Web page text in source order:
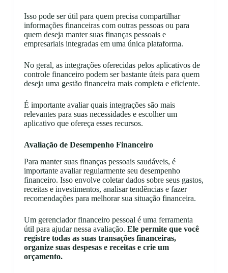
Isso pode ser útil para quem precisa compartilhar
informações financeiras com outras pessoas ou para
quem deseja manter suas finanças pessoais e
empresariais integradas em uma única plataforma.
No geral, as integrações oferecidas pelos aplicativos de
controle financeiro podem ser bastante úteis para quem
deseja uma gestão financeira mais completa e eficiente.
É importante avaliar quais integrações são mais
relevantes para suas necessidades e escolher um
aplicativo que ofereça esses recursos.
Avaliação de Desempenho Financeiro
Para manter suas finanças pessoais saudáveis, é
importante avaliar regularmente seu desempenho
financeiro. Isso envolve coletar dados sobre seus gastos,
receitas e investimentos, analisar tendências e fazer
recomendações para melhorar sua situação financeira.
Um gerenciador financeiro pessoal é uma ferramenta
útil para ajudar nessa avaliação. Ele permite que você
registre todas as suas transações financeiras,
organize suas despesas e receitas e crie um
orçamento.